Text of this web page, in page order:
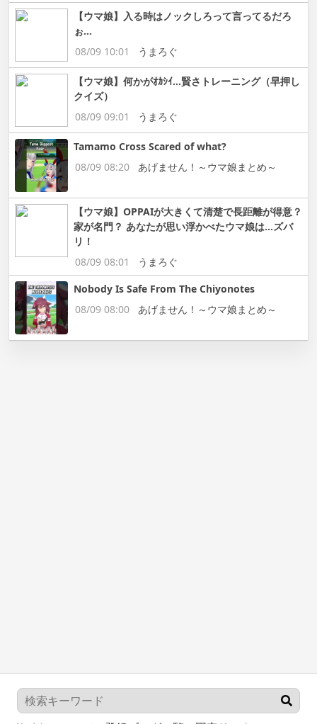
【ウマ娘】入る時はノックしろって言ってるだろ
ぉ…
08/09 10:01
うまろぐ
【ウマ娘】何かがｵｶｼｲ…賢さトレーニング（早押し
クイズ）
08/09 09:01
うまろぐ
Tamamo Cross Scared of what?
08/09 08:20
あげません！～ウマ娘まとめ～
【ウマ娘】OPPAIが大きくて清楚で長距離が得意？
家が名門？ あなたが思い浮かべたウマ娘は…ズバ
リ！
08/09 08:01
うまろぐ
Nobody Is Safe From The Chiyonotes
08/09 08:00
あげません！～ウマ娘まとめ～